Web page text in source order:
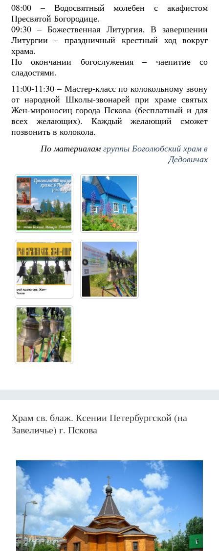
08:00 – Водосвятный молебен с акафистом
Пресвятой Богородице.
09:30 – Божественная Литургия. В завершении
Литургии – праздничный крестный ход вокруг
храма.
По окончании богослужения – чаепитие со
сладостями.
11:00-11:30 – Мастер-класс по колокольному звону
от народной Школы-звонарей при храме святых
Жен-мироносиц города Пскова (бесплатный и для
всех желающих). Каждый желающий сможет
позвонить в колокола.
По материаламгруппы Боголюбский храм в
Дедовичах
Храм св. блаж. Ксении Петербургской (на
Завеличье) г. Пскова